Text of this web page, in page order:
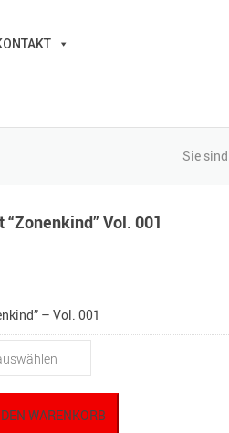
Sie
“Zonenkind” Vol. 001
– Vol. 001
WARENKORB